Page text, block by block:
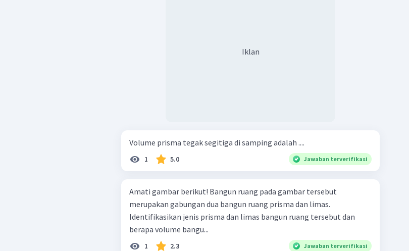
Iklan
Volume prisma tegak segitiga di samping adalah ....
1 5.0 Jawaban terverifikasi
Amati gambar berikut! Bangun ruang pada gambar tersebut
merupakan gabungan dua bangun ruang prisma dan limas.
Identifikasikan jenis prisma dan limas bangun ruang tersebut dan
berapa volume bangu...
1 2.3 Jawaban terverifikasi